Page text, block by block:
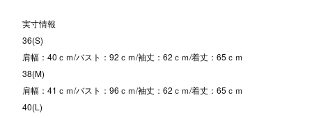
実寸情報
36(S)
肩幅：40ｃｍ/バスト：92ｃｍ/袖丈：62ｃｍ/着丈：65ｃｍ
38(M)
肩幅：41ｃｍ/バスト：96ｃｍ/袖丈：62ｃｍ/着丈：65ｃｍ
40(L)